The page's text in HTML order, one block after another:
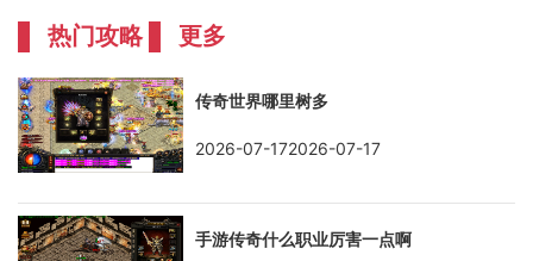
热门攻略 更多
传奇世界哪里树多
2026-07-172026-07-17
手游传奇什么职业厉害一点啊